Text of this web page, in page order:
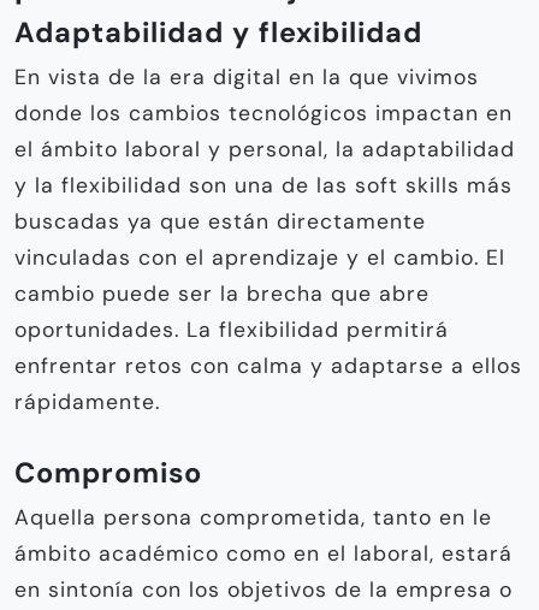
Adaptabilidad y flexibilidad
En vista de la era digital en la que vivimos
donde los cambios tecnológicos impactan en
el ámbito laboral y personal, la adaptabilidad
y la flexibilidad son una de las soft skills más
buscadas ya que están directamente
vinculadas con el aprendizaje y el cambio. El
cambio puede ser la brecha que abre
oportunidades. La flexibilidad permitirá
enfrentar retos con calma y adaptarse a ellos
rápidamente.
Compromiso
Aquella persona comprometida, tanto en le
ámbito académico como en el laboral, estará
en sintonía con los objetivos de la empresa o